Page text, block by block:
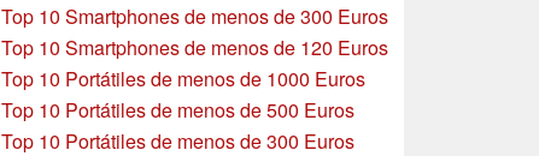
Top 10 Smartphones de menos de 300 Euros
Top 10 Smartphonesde menos de 120 Euros
Top 10 Portátiles de menos de 1000 Euros
Top 10 Portátiles de menos de 500 Euros
Top 10 Portátiles de menos de 300 Euros